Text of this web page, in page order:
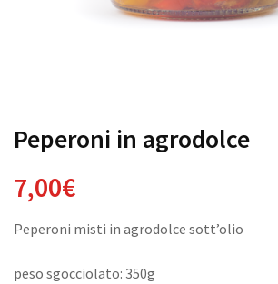
Peperoni in agrodolce
7,00€
Peperoni misti in agrodolce sott’olio
peso sgocciolato: 350g